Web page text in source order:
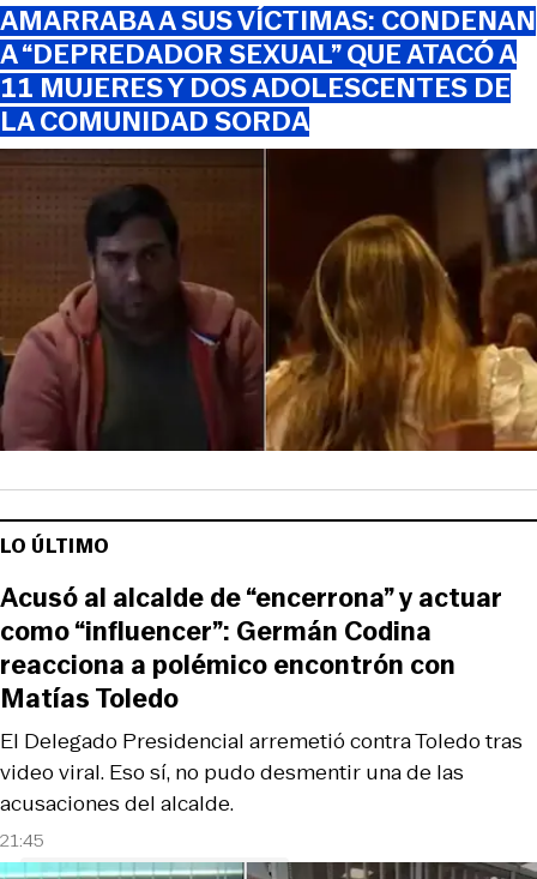
AMARRABA A SUS VÍCTIMAS: CONDENAN
A “DEPREDADOR SEXUAL” QUE ATACÓ A
11 MUJERES Y DOS ADOLESCENTES DE
LA COMUNIDAD SORDA
LO ÚLTIMO
21:45
El Delegado Presidencial arremetió contra Toledo tras
video viral. Eso sí, no pudo desmentir una de las
acusaciones del alcalde.
Acusó al alcalde de “encerrona” y actuar
como “influencer”: Germán Codina
reacciona a polémico encontrón con
Matías Toledo